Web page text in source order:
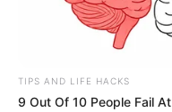
TIPS AND LIFE HACKS
9 Out Of 10 People Fail